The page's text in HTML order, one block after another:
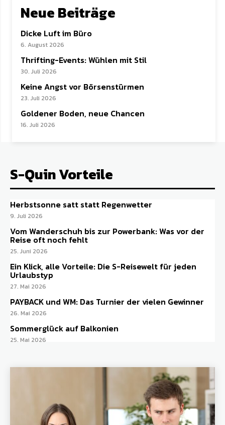
Neue Beiträge
Dicke Luft im Büro
6. August 2026
Thrifting-Events: Wühlen mit Stil
30. Juli 2026
Keine Angst vor Börsenstürmen
23. Juli 2026
Goldener Boden, neue Chancen
16. Juli 2026
S-Quin Vorteile
Herbstsonne satt statt Regenwetter
9. Juli 2026
Vom Wanderschuh bis zur Powerbank: Was vor der
Reise oft noch fehlt
25. Juni 2026
Ein Klick, alle Vorteile: Die S-Reisewelt für jeden
Urlaubstyp
27. Mai 2026
PAYBACK und WM: Das Turnier der vielen Gewinner
26. Mai 2026
Sommerglück auf Balkonien
25. Mai 2026